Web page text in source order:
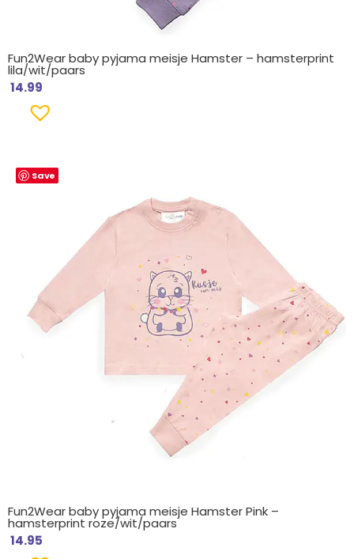
Fun2Wear baby pyjama meisje Hamster – hamsterprint
lila/wit/paars
14.99
Save
Fun2Wear baby pyjama meisje Hamster Pink –
hamsterprint roze/wit/paars
14.95